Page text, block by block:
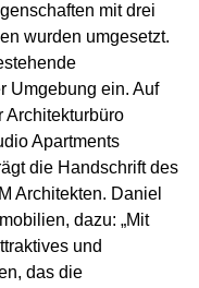
mit drei
wurden umgesetzt.
Umgebung ein. Auf
Architekturbüro
Apartments
die Handschrift des
Architekten. Daniel
dazu: „Mit
und
das die